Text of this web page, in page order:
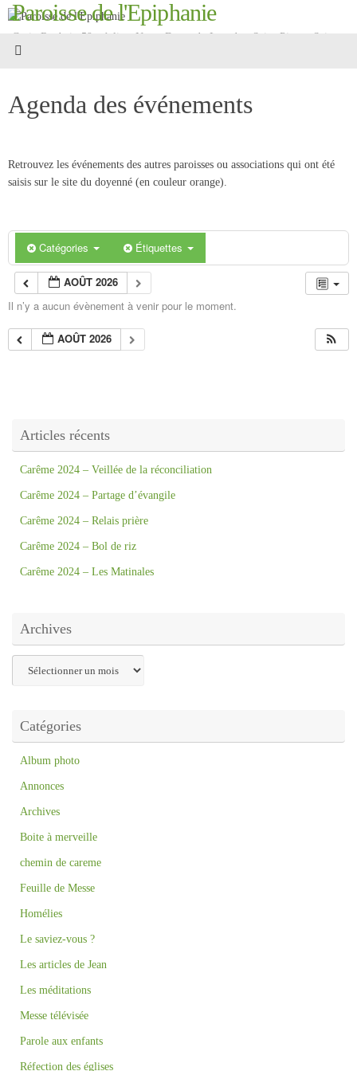
Passer
contenu
Paroisse de l'Epiphanie
Croix Roubaix 59 - églises Notre-Dame-de-Lourdes, Saint-Pierre, Saint-
Martin
Agenda des événements
Retrouvez les événements des autres paroisses ou associations qui ont été
saisis sur le site du doyenné (en couleur orange).
Catégories Étiquettes
AOÛT 2026
Il n’y a aucun évènement à venir pour le moment.
AOÛT 2026
Articles récents
Carême 2024 – Veillée de la réconciliation
Carême 2024 – Partage d’évangile
Carême 2024 – Relais prière
Carême 2024 – Bol de riz
Carême 2024 – Les Matinales
Archives
Catégories
Album photo
Annonces
Archives
Boite à merveille
chemin de careme
Feuille de Messe
Homélies
Le saviez-vous ?
Les articles de Jean
Les méditations
Messe télévisée
Parole aux enfants
Réfection des églises